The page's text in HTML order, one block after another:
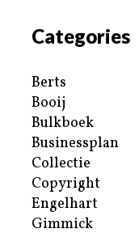
Categories
Berts
Booij
Bulkboek
Businessplan
Collectie
Copyright
Engelhart
Gimmick